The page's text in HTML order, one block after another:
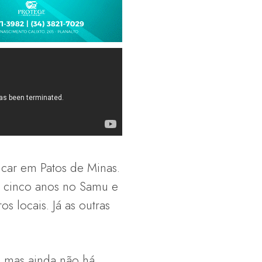
em Patos de Minas.
anos no Samu e
locais. Já as outras